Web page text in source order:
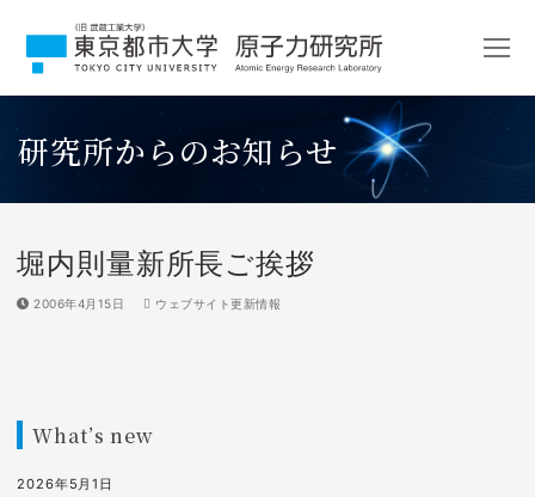
研究所からのお知らせ
堀内則量新所長ご挨拶
2006年4月15日 ウェブサイト更新情報
What’s new
2026年5月1日